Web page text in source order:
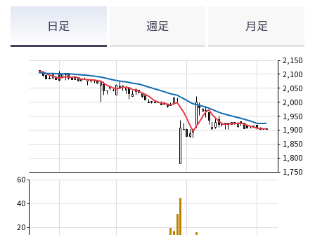
日足 週足 月足
1,750
1,800
1,850
1,900
1,950
2,000
2,050
2,100
2,150
20
40
60